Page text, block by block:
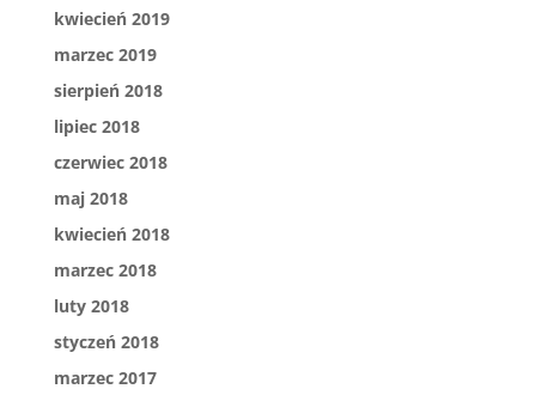
kwiecień 2019
marzec 2019
sierpień 2018
lipiec 2018
czerwiec 2018
maj 2018
kwiecień 2018
marzec 2018
luty 2018
styczeń 2018
marzec 2017